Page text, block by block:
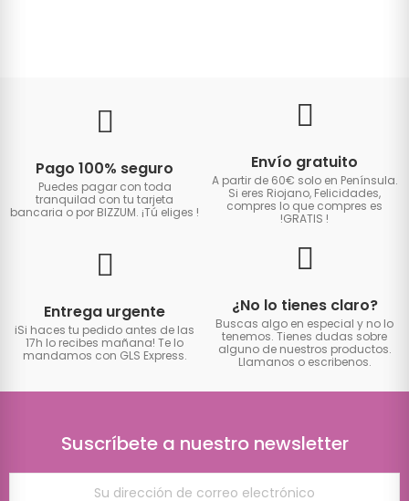
Pago 100% seguro
Puedes pagar con toda
tranquilad con tu tarjeta
bancaria o por BIZZUM. ¡Tú eliges !
Envío gratuito
A partir de 60€ solo en Península.
Si eres Riojano, Felicidades,
compres lo que compres es
!GRATIS !
Entrega urgente
iSi haces tu pedido antes de las
17h lo recibes mañana! Te lo
mandamos con GLS Express.
¿No lo tienes claro?
Buscas algo en especial y no lo
tenemos. Tienes dudas sobre
alguno de nuestros productos.
Llamanos o escribenos.
Suscríbete a nuestro newsletter